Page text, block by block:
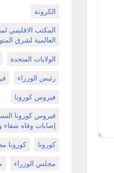
الكرونة
المكتب الاقليمي
العالمية لشرق
الولايات المتحدة
رئيس الوزراء
فيروس كورونا
فيروس كورونا
إصابات وفاه شفاء
كورونا كورونا
مجلس الوزراء